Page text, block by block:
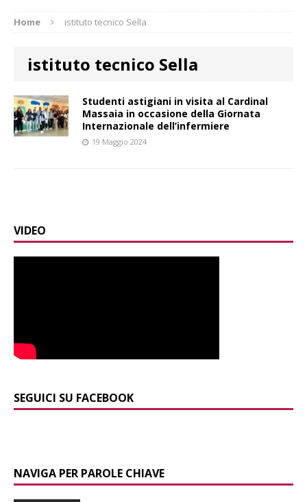
Home istituto tecnico Sella
istituto tecnico Sella
Studenti astigiani in visita al Cardinal
Massaia in occasione della Giornata
Internazionale dell’infermiere
19 Maggio 2024
VIDEO
SEGUICI SU FACEBOOK
NAVIGA PER PAROLE CHIAVE